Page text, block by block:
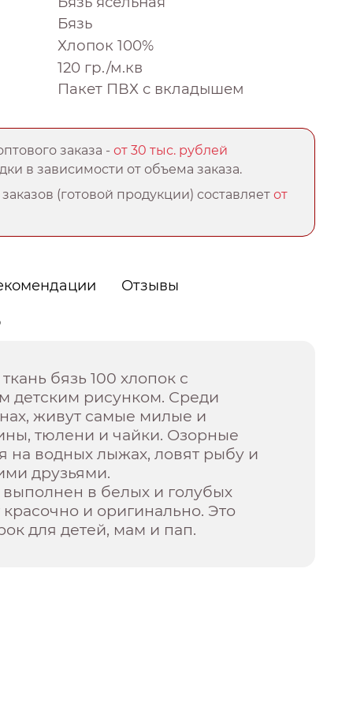
Бязь
Хлопок 100%
120 гр./м.кв
Пакет ПВХ с вкладышем
заказа -от 30 тыс. рублей
в зависимости от объема заказа.
(готовой продукции) составляетот
Отзывы
бязь 100 хлопок с
детским рисунком. Среди
живут самые милые и
тюлени и чайки. Озорные
на водных лыжах, ловят рыбу и
друзьями.
в белых и голубых
красочно и оригинально. Это
для детей, мам и пап.